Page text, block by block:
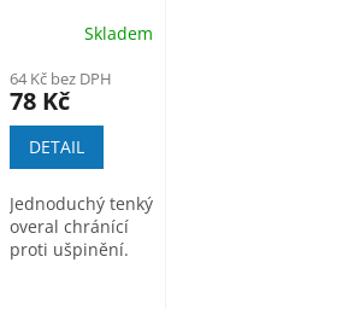
Skladem
64 Kč bez DPH
78 Kč
DETAIL
Jednoduchý tenký
overal chránící
proti ušpinění.